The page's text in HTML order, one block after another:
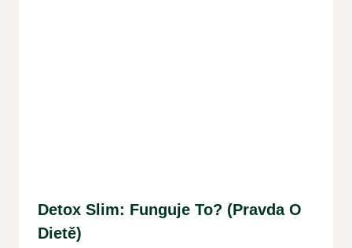
Detox Slim: Funguje To? (Pravda O
Dietě)